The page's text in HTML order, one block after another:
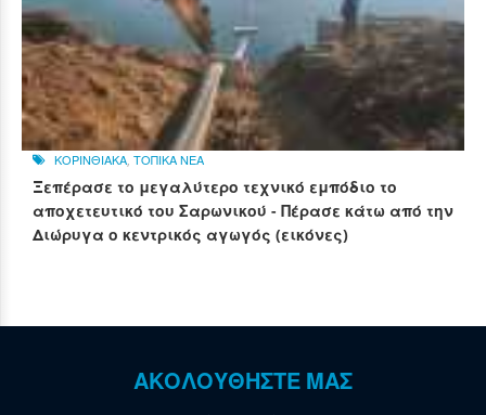
ΚΟΡΙΝΘΙΑΚΑ ΤΟΠΙΚΑ ΝΕΑ
Ξεπέρασε το μεγαλύτερο τεχνικό εμπόδιο το
αποχετευτικό του Σαρωνικού - Πέρασε κάτω από την
Διώρυγα ο κεντρικός αγωγός (εικόνες)
ΑΚΟΛΟΥΘΗΣΤΕ ΜΑΣ